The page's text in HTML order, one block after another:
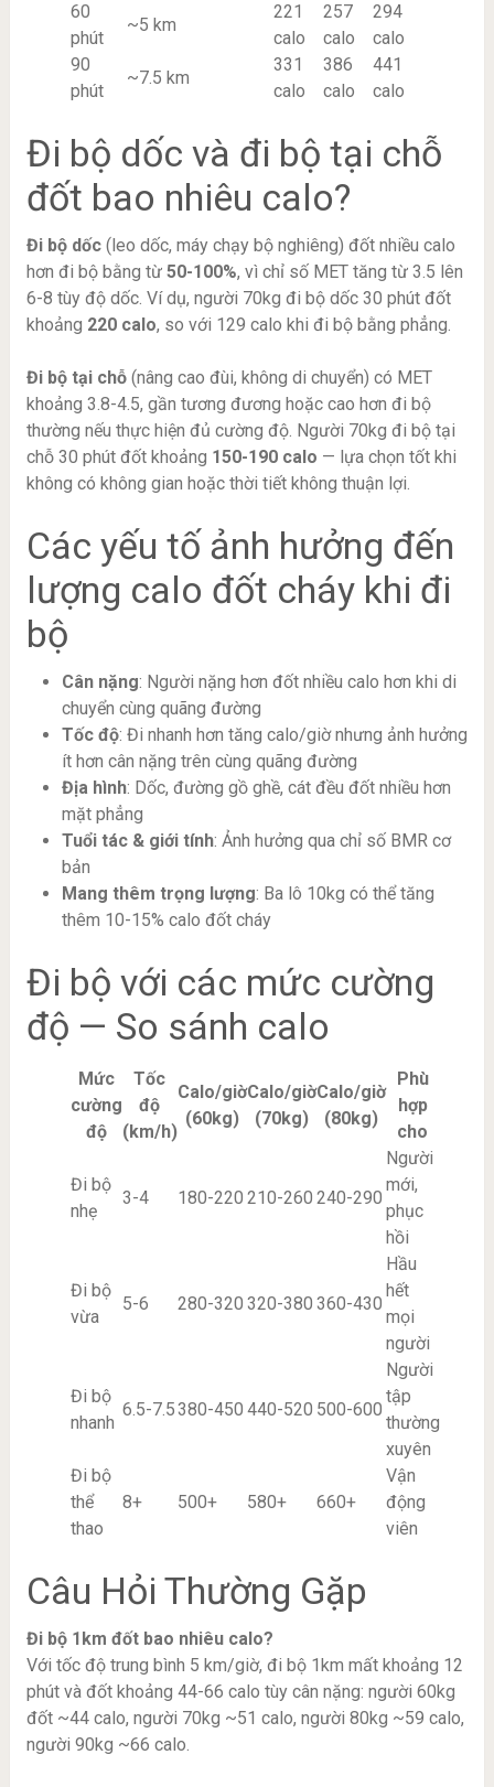
60
phút
~5 km
221
calo
257
calo
294
calo
90
phút
~7.5 km
331
calo
386
calo
441
calo
Đi bộ dốc và đi bộ tại chỗ
đốt bao nhiêu calo?
Đi bộ dốc(leo dốc, máy chạy bộ nghiêng) đốt nhiều calo
hơn đi bộ bằng từ 50-100%, vì chỉ số MET tăng từ 3.5 lên
6-8 tùy độ dốc. Ví dụ, người 70kg đi bộ dốc 30 phút đốt
khoảng 220 calo, so với 129 calo khi đi bộ bằng phẳng.
Đi bộ tại chỗ(nâng cao đùi, không di chuyển) có MET
khoảng 3.8-4.5, gần tương đương hoặc cao hơn đi bộ
thường nếu thực hiện đủ cường độ. Người 70kg đi bộ tại
chỗ 30 phút đốt khoảng 150-190 calo — lựa chọn tốt khi
không có không gian hoặc thời tiết không thuận lợi.
Các yếu tố ảnh hưởng đến
lượng calo đốt cháy khi đi
bộ
Cân nặng: Người nặng hơn đốt nhiều calo hơn khi di
chuyển cùng quãng đường
Tốc độ: Đi nhanh hơn tăng calo/giờ nhưng ảnh hưởng
ít hơn cân nặng trên cùng quãng đường
Địa hình: Dốc, đường gồ ghề, cát đều đốt nhiều hơn
mặt phẳng
Tuổi tác & giới tính: Ảnh hưởng qua chỉ số BMR cơ
bản
Mang thêm trọng lượng: Ba lô 10kg có thể tăng
thêm 10-15% calo đốt cháy
Đi bộ với các mức cường
độ — So sánh calo
Mức
cường
độ
Tốc
độ
(km/h)
Calo/giờ
(60kg)
Calo/giờ
(70kg)
Calo/giờ
(80kg)
Phù
hợp
cho
Đi bộ
nhẹ
3-4 180-220 210-260 240-290
Người
mới,
phục
hồi
Đi bộ
vừa
5-6 280-320 320-380 360-430
Hầu
hết
mọi
người
Đi bộ
nhanh
6.5-7.5380-450 440-520 500-600
Người
tập
thường
xuyên
Đi bộ
thể
thao
8+ 500+ 580+ 660+
Vận
động
viên
Câu Hỏi Thường Gặp
Đi bộ 1km đốt bao nhiêu calo?
Với tốc độ trung bình 5 km/giờ, đi bộ 1km mất khoảng 12
phút và đốt khoảng 44-66 calo tùy cân nặng: người 60kg
đốt ~44 calo, người 70kg ~51 calo, người 80kg ~59 calo,
người 90kg ~66 calo.